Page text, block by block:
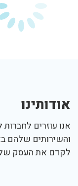
אודותינו
אנו עוזרים
והשירותים שלהם
לקדם את העסק